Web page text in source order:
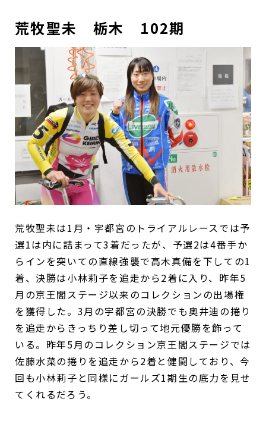
荒牧聖未 栃木 102期
荒牧聖未は1月・宇都宮のトライアルレースでは予
選1は内に詰まって3着だったが、予選2は4番手か
らインを突いての直線強襲で高木真備を下しての1
着、決勝は小林莉子を追走から2着に入り、昨年5
月の京王閣ステージ以来のコレクションの出場権
を獲得した。3月の宇都宮の決勝でも奥井迪の捲り
を追走からきっちり差し切って地元優勝を飾って
いる。昨年5月のコレクション京王閣ステージでは
佐藤水菜の捲りを追走から2着と健闘しており、今
回も小林莉子と同様にガールズ1期生の底力を見せ
てくれるだろう。